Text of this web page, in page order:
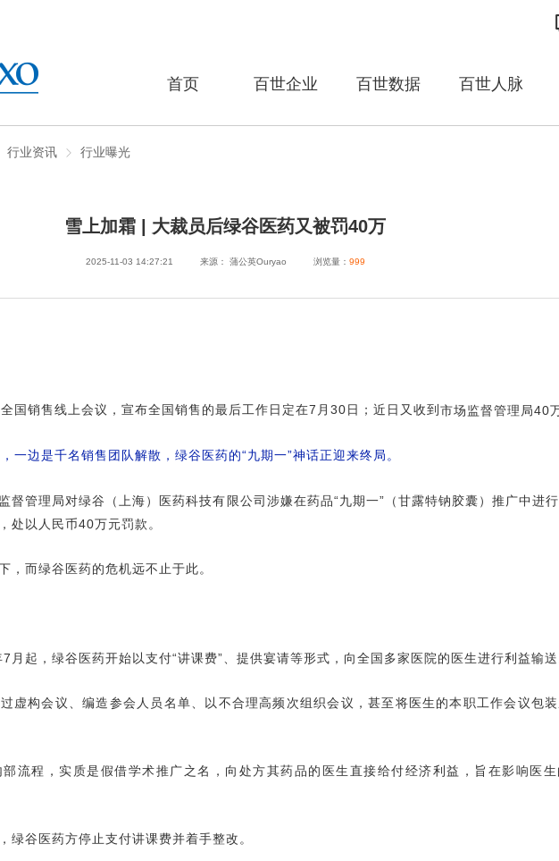
首页 百世企业 百世数据 百世人脉
行业资讯 行业曝光
雪上加霜 | 大裁员后绿谷医药又被罚40万
2025-11-03 14:27:21 来源：​ 蒲公英Ouryao 浏览量： 999
国销售线上会议，宣布全国销售的最后工作日定在7 月 30日；近日又收到 市场监督管理局40
一边是千名销售团队解散，绿谷医药的“九期一”神话正迎来终局。
督管理局对绿谷（上海）医药科技有限公司涉嫌在药品“九期一”（甘露特钠胶囊）推广中进
处以人民币40万元罚款。
，而绿谷医药的危机远不止于此。
月起，绿谷医药开始以支付“讲课费”、提供宴请等形式，向全国多家医院的医生进行利益输送
过虚构会议、编造参会人员名单、以不合理高频次组织会议，甚至将医生的本职工作会议包
流程，实质是假借学术推广之名，向处方其药品的医生直接给付经济利益，旨在影响医
绿谷医药方停止支付讲课费并着手整改。